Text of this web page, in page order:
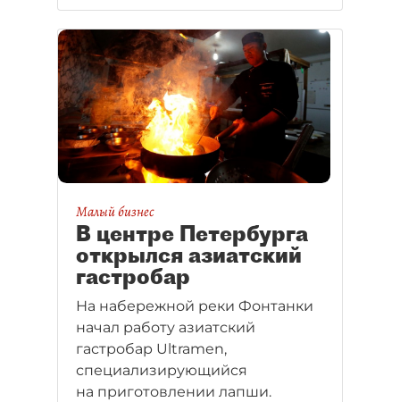
приложит к этому значительные
усилия.
Малый бизнес
В центре Петербурга
открылся азиатский
гастробар
На набережной реки Фонтанки
начал работу азиатский
гастробар Ultramen,
специализирующийся
на приготовлении лапши.